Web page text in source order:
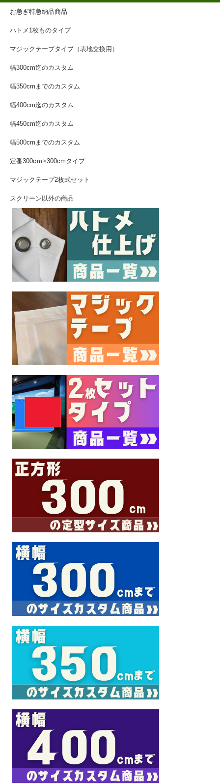
お急ぎ特急納品商品
ハトメ1枚ものタイプ
マジックテープタイプ（表地交換用）
幅300cm迄のカスタム
幅350cmまでのカスタム
幅400cm迄のカスタム
幅450cm迄のカスタム
幅500cmまでのカスタム
定番300cｍ×300cmタイプ
マジックテープ2枚式セット
スクリーン以外の商品